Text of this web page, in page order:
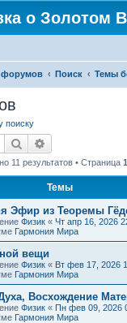
о Золотом
форумов Поиск Темы
поиску
Поиск
11 результатов • Страница 1
Темы
Эфир из Теоремы
Физик « Чт апр 16, 2026
Гармония Мира
вещи
Физик « Вт фев 17, 2026
Гармония Мира
Восхождение
Физик « Пн фев 09, 2026
Гармония Мира